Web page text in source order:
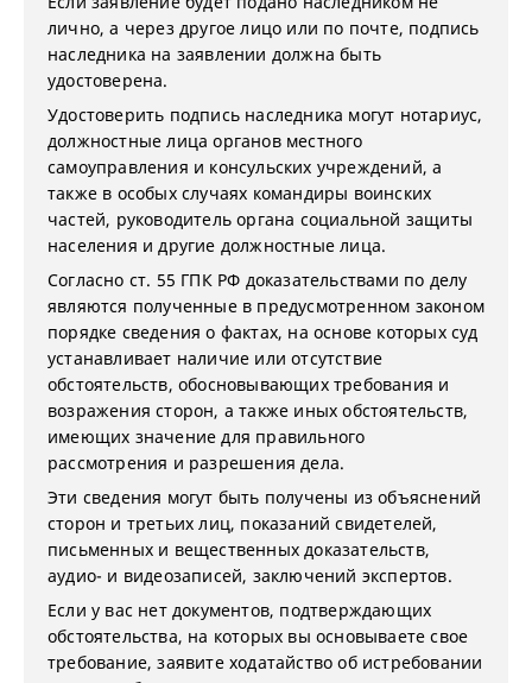
лично, а через другое лицо или по почте, подпись
наследника на заявлении должна быть
удостоверена.
Удостоверить подпись наследника могут нотариус,
должностные лица органов местного
самоуправления и консульских учреждений, а
также в особых случаях командиры воинских
частей, руководитель органа социальной защиты
населения и другие должностные лица.
Согласно ст. 55 ГПК РФ доказательствами по делу
являются полученные в предусмотренном законом
порядке сведения о фактах, на основе которых суд
устанавливает наличие или отсутствие
обстоятельств, обосновывающих требования и
возражения сторон, а также иных обстоятельств,
имеющих значение для правильного
рассмотрения и разрешения дела.
Эти сведения могут быть получены из объяснений
сторон и третьих лиц, показаний свидетелей,
письменных и вещественных доказательств,
аудио- и видеозаписей, заключений экспертов.
Если у вас нет документов, подтверждающих
обстоятельства, на которых вы основываете свое
требование, заявите ходатайство об истребовании